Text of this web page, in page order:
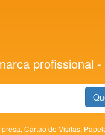
profissional
Cartão de Visitas,